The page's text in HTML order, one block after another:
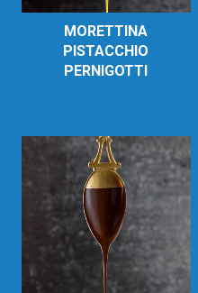
MORETTINA
PISTACCHIO
PERNIGOTTI